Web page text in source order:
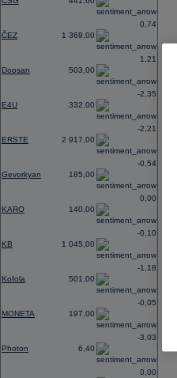
ČEZ 1 369,00
0,74
Doosan 503,00
1,21
E4U 332,00
-2,35
ERSTE 2 917,00
-2,21
Gevorkyan 185,00
-0,54
KARO 140,00
0,00
KB 1 045,00
-0,10
Kofola 501,00
-1,18
MONETA 197,00
-0,05
Photon 6,40
-3,03
0,00